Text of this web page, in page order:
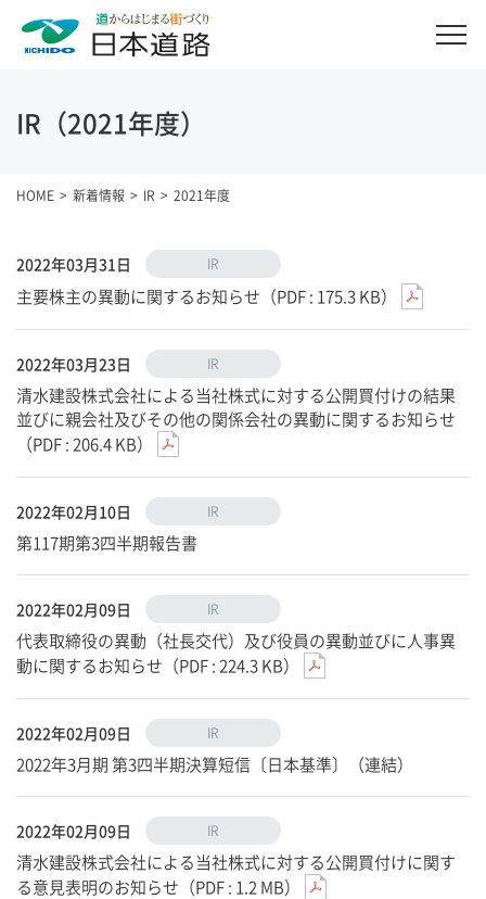
IR（2021年度）
HOME 新着情報 IR 2021年度
2022年03月31日 IR
主要株主の異動に関するお知らせ（PDF : 175.3 KB）
2022年03月23日 IR
清水建設株式会社による当社株式に対する公開買付けの結果
並びに親会社及びその他の関係会社の異動に関するお知らせ
（PDF : 206.4 KB）
2022年02月10日 IR
第117期第3四半期報告書
2022年02月09日 IR
代表取締役の異動（社長交代）及び役員の異動並びに人事異
動に関するお知らせ（PDF : 224.3 KB）
2022年02月09日 IR
2022年3月期 第3四半期決算短信〔日本基準〕（連結）
2022年02月09日 IR
清水建設株式会社による当社株式に対する公開買付けに関す
る意見表明のお知らせ（PDF : 1.2 MB）